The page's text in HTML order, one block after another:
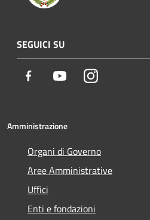
SEGUICI SU
Facebook YoutubeInstagram
Amministrazione
Organi di Governo
Aree Amministrative
Uffici
Enti e fondazioni